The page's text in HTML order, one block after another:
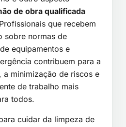
de obra qualificada
que recebem
sobre normas de
equipamentos e
contribuem para a
a minimização de riscos e
de trabalho mais
todos.
cuidar da limpeza de